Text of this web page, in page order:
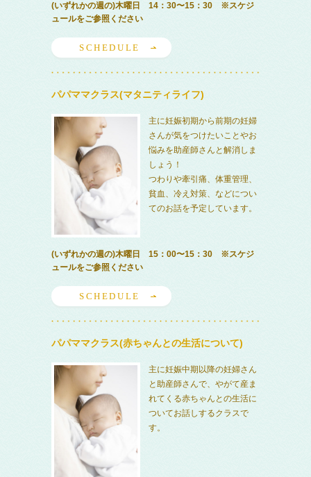
(いずれかの週の)木曜日 14：30〜15：30 ※スケジ
ュールをご参照ください
SCHEDULE
パパママクラス(マタニティライフ)
主に妊娠初期から前期の妊婦
さんが気をつけたいことやお
悩みを助産師さんと解消しま
しょう！
つわりや牽引痛、体重管理、
貧血、冷え対策、などについ
てのお話を予定しています。
(いずれかの週の)木曜日 15：00〜15：30 ※スケジ
ュールをご参照ください
SCHEDULE
パパママクラス(赤ちゃんとの生活について)
主に妊娠中期以降の妊婦さん
と助産師さんで、やがて産ま
れてくる赤ちゃんとの生活に
ついてお話しするクラスで
す。